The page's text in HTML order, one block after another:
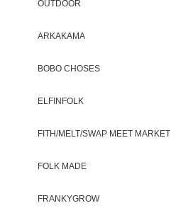
OUTDOOR
ARKAKAMA
BOBO CHOSES
ELFINFOLK
FITH/MELT/SWAP MEET MARKET
FOLK MADE
FRANKYGROW